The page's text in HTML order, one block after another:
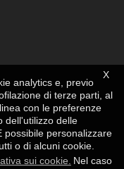
X
analytics e, previo
di terze parti, al
con le preferenze
dell'utilizzo delle
possibile personalizzare
o di alcuni cookie.
sui cookie. Nel caso